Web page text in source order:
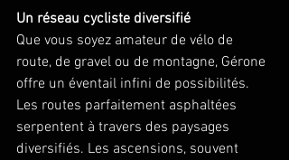
Un réseau cycliste diversifié
Que vous soyez amateur de vélo de
route, de gravel ou de montagne, Gérone
offre un éventail infini de possibilités.
Les routes parfaitement asphaltées
serpentent à travers des paysages
diversifiés. Les ascensions, souvent